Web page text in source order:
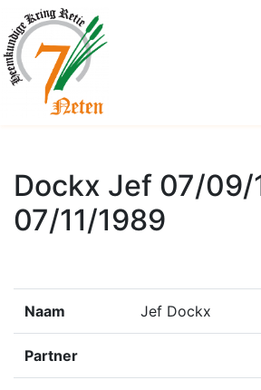
Dockx Jef 07/09/
07/11/1989
Naam Jef Dockx
Partner